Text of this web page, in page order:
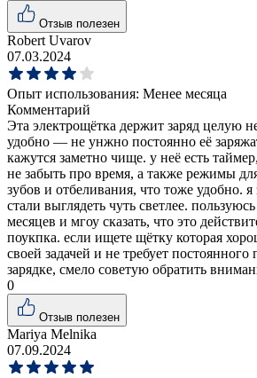
Отзыв полезен
Robert Uvarov
07.03.2024
Опыт использования: Менее месяца
Комментарий
Эта электрощётка держит заряд целую
удобно — не унжно постоянно её
кажутся заметно чище. у неё есть
не забыть про время, а также режимы
зубов и отбеливания, что тоже удобно.
стали выглядеть чуть светлее.
месяцев и мгоу сказать, что это
поукпка. если ищете щётку которая
своей задачей и не требует
зарядке, смело советую обратить
0
Отзыв полезен
Mariya Melnika
07.09.2024